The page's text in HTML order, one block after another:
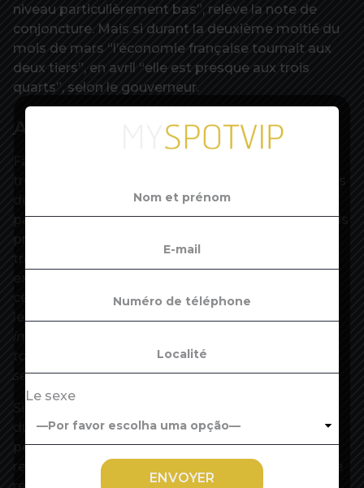
niveau particulièrement bas”, relève la note de
conjoncture. Mais si durant la deuxième moitié du
mois de mars “l’économie française tournait aux
deux tiers”, en avril “elle est presque aux trois
quarts”, selon le gouverneur.
Aider les entreprises
deux, du redémarrage, il va falloir une action
patiente, sélective pour aider cette fois-ci les fonds
trouver en difficulté” et avec “trop de dettes”, a
“accompagnement en capital”devrait selon
toujours facile pour l’action publique d’être
sélectif“.
durant le confinement que celle des services aux
personnes et notamment de l’hôtellerie et de la
restauration, la Banque de France a tout de même
Le sexe